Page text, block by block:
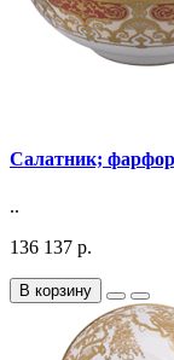
Салатник;
..
136 137 р.
В корзину